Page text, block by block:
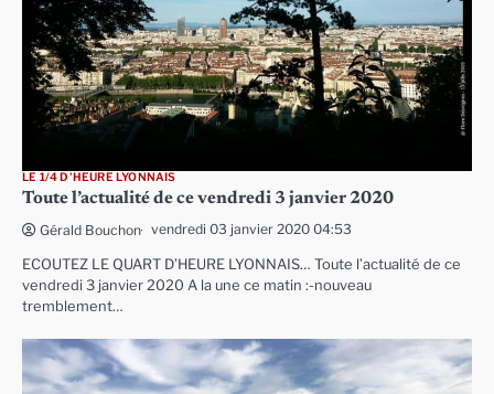
LE 1/4 D'HEURE LYONNAIS
Toute l’actualité de ce vendredi 3 janvier 2020
Gérald Bouchon vendredi 03 janvier 2020 04:53
ECOUTEZ LE QUART D’HEURE LYONNAIS… Toute l’actualité de ce
vendredi 3 janvier 2020 A la une ce matin :-nouveau
tremblement…